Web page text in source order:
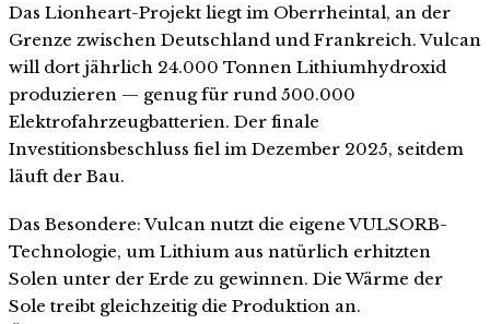
Das Lionheart-Projekt liegt im Oberrheintal, an der
Grenze zwischen Deutschland und Frankreich. Vulcan
will dort jährlich 24.000 Tonnen Lithiumhydroxid
produzieren — genug für rund 500.000
Elektrofahrzeugbatterien. Der finale
Investitionsbeschluss fiel im Dezember 2025, seitdem
läuft der Bau.
Das Besondere: Vulcan nutzt die eigene VULSORB-
Technologie, um Lithium aus natürlich erhitzten
Solen unter der Erde zu gewinnen. Die Wärme der
Sole treibt gleichzeitig die Produktion an.